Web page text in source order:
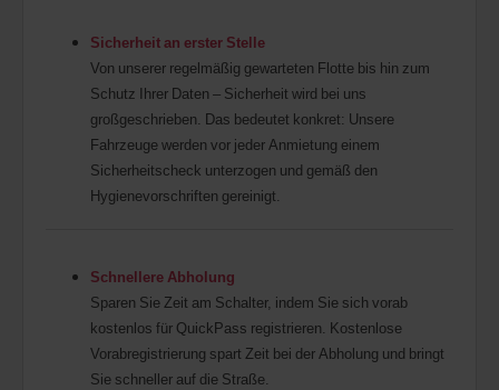
Sicherheit an erster Stelle
Von unserer regelmäßig gewarteten Flotte bis hin zum
Schutz Ihrer Daten – Sicherheit wird bei uns
großgeschrieben. Das bedeutet konkret: Unsere
Fahrzeuge werden vor jeder Anmietung einem
Sicherheitscheck unterzogen und gemäß den
Hygienevorschriften gereinigt.
Schnellere Abholung
Sparen Sie Zeit am Schalter, indem Sie sich vorab
kostenlos für QuickPass registrieren. Kostenlose
Vorabregistrierung spart Zeit bei der Abholung und bringt
Sie schneller auf die Straße.